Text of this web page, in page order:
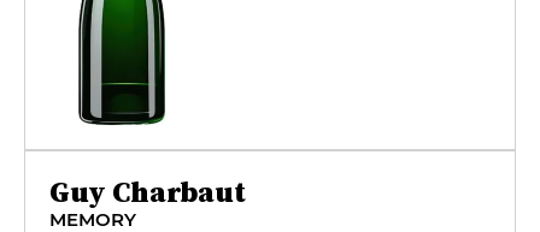
Guy Charbaut
MEMORY